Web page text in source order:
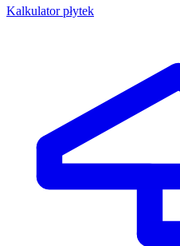
Kalkulator płytek